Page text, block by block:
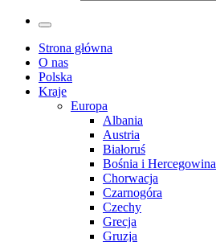
Strona główna
O nas
Polska
Kraje
Europa
Albania
Austria
Białoruś
Bośnia i Hercegowina
Chorwacja
Czarnogóra
Czechy
Grecja
Gruzja